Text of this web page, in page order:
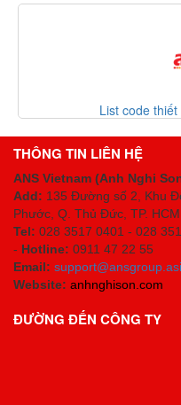
List code
THÔNG TIN LIÊN HỆ
ANS Vietnam (Anh Nghi
Add: 135 Đường số 2, Khu
Phước, Q. Thủ Đức, TP. HCM
Tel: 028 3517 0401 - 028
- Hotline: 0911 47 22 55
Email:
Website: anhnghison.com
ĐƯỜNG ĐẾN CÔNG TY